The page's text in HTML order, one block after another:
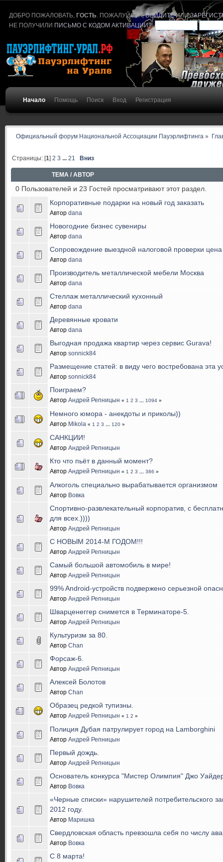
ДОБРО ПОЖАЛОВАТЬ,ГОСТЬ . ПОЖАЛУЙСТА,ВОЙДИТЕИЛИ
НЕ ПОЛУЧИЛИ ПИСЬМО С КОДОМ АКТИВАЦИИ?
Начало Помощь Поиск Вход Регистрация
Официальный форум Национальной Ассоциации Пауэрлифтинга »
Страницы: [1]2 3 ...21 Вниз
ТЕМА /АВТОР
0 Пользователей и 23 Гостей просматривают этот раздел.
Корпоративные подарки на новый год заказать
Автор dana
Новогодние бизнес сувениры
Автор dana
Сопровождение выездной налоговой проверки цена
Автор dana
Производитель металлической мебели Москва
Автор dana
Стеллаж металлический кухонный
Автор dana
Деревянные кровати
Автор dana
Выгодная продажа квартир через сервис Gurava!
Автор sonnick84
Размещение статей: в виду чего востребована эта
Автор sonnick84
Поиграем?
Автор Андрей Репницын « 1 2 3 1094»
Немного юмора - анекдоты и приколы))
Автор Mikola « 1 2 3 120»
САНКЦИИ!
Автор Андрей Репницын
Кто что пьёт в данный момент?
Автор Андрей Репницын « 1 2 3 386 »
Алкоголь специально вырабатывается организмом
Автор Вовка
Спортивно-развлекательный корпоратив, с
для всех.))))
Автор Андрей Репницын
С НОВЫМ 2014-М ГОДОМ!!!
Автор Андрей Репницын
Самый большой автомобиль в мире!
Автор Андрей Репницын
99% Android-устройств подвержено серьезной
Автор Андрей Репницын
Шварценеггер снимется в Терминаторе-5.
Автор Андрей Репницын
Культуризм за 80.
Автор Chan
Форсаж-6.
Автор Андрей Репницын
Алексей Болотов
Автор Chan
Образец редкой тупизны.
Автор Андрей Репницын « 1 2 »
Полиция Дубая патрулирует город на Lamborghini
Автор Андрей Репницын
Первый дождь.
Автор Андрей Репницын
Основатель конкурса "Мистер Олимпия" Джо
Автор Вовка
«Черные списки» нарушителей потребительского
2012 году.
Автор Маришка
Свердловская область превзошла себя по числу
Автор Вовка
С 8 марта!